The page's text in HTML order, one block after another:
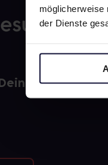
möglicherweise
der Dienste